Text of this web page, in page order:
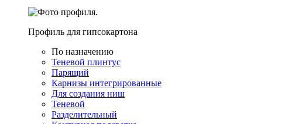
Профиль для гипсокартона
По назначению
Теневой плинтус
Парящий
Карнизы интегрированные
Для создания ниш
Теневой
Разделительный